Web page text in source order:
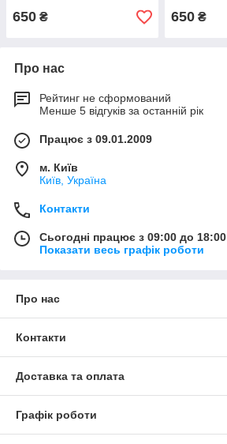
650 ₴ 650₴
Про нас
Рейтинг не сформований
Менше 5 відгуків за останній рік
Працює з 09.01.2009
м. Київ
Київ, Україна
Контакти
Сьогодні працює з 09:00 до 18:00
Показати весь графік роботи
Про нас
Контакти
Доставка та оплата
Графік роботи